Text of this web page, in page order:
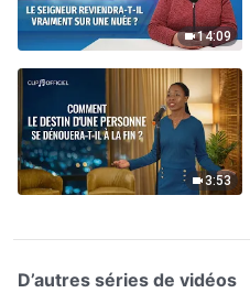
14:09
3:53
D’autres séries de vidéos